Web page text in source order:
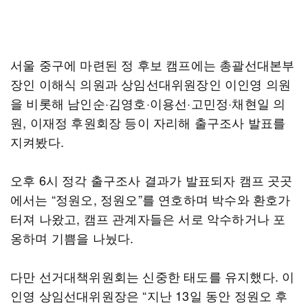
서울 중구에 마련된 정 후보 캠프에는 총괄선대본부
장인 이해식 의원과 상임선대위원장인 이인영 의원
을 비롯해 남인순·김영호·이용선·고민정·채현일 의
원, 이재정 후원회장 등이 자리해 출구조사 발표를
지켜봤다.
오후 6시 정각 출구조사 결과가 발표되자 캠프 곳곳
에서는 “정원오, 정원오”를 연호하며 박수와 환호가
터져 나왔고, 캠프 관계자들은 서로 악수하거나 포
옹하며 기쁨을 나눴다.
다만 선거대책위원회는 신중한 태도를 유지했다. 이
인영 상임선대위원장은 “지난 13일 동안 정원오 후